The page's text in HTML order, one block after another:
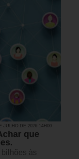
JULHO DE 2026 14H00
que
às